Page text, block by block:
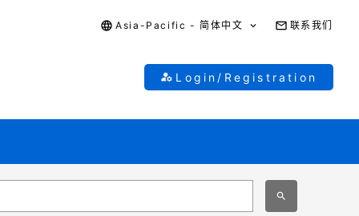
Asia-Pacific - 简体中文 联系我们
Login/Registration